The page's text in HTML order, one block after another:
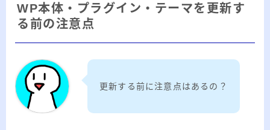
WP本体・プラグイン・テーマを更新す
る前の注意点
更新する前に注意点はあるの？